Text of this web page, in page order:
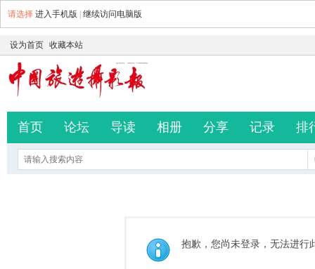
请选择 进入手机版 继续访问电脑版
设为首页 收藏本站
首页 论坛 导读 相册 分享 记录 排
抱歉，您尚未登录，无法进行